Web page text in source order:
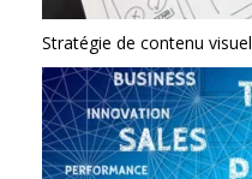
Stratégie de contenu visuel